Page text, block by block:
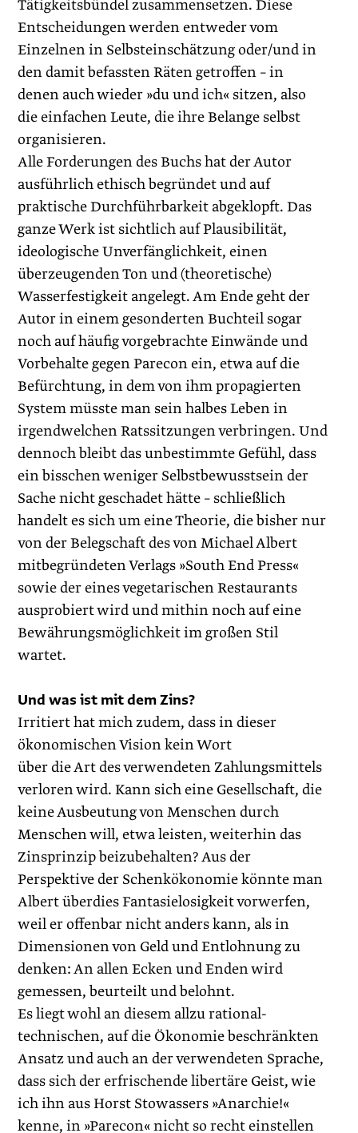
Tätigkeitsbündel zusammensetzen. Diese
Entscheidungen werden entweder vom
Einzelnen in Selbsteinschätzung oder/und in
den damit befassten Räten getroffen – in
denen auch wieder »du und ich« sitzen, also
die einfachen Leute, die ihre Belange selbst
organisieren.
Alle Forderungen des Buchs hat der Autor
ausführlich ethisch begründet und auf
praktische Durchführbarkeit abgeklopft. Das
ganze Werk ist sichtlich auf Plausibilität,
ideologische Unverfänglichkeit, einen
überzeugenden Ton und (theoretische)
Wasserfestigkeit angelegt. Am Ende geht der
Autor in einem gesonderten Buchteil sogar
noch auf häufig vorgebrachte Einwände und
Vorbehalte gegen Parecon ein, etwa auf die
Befürchtung, in dem von ihm propagierten
System müsste man sein halbes Leben in
irgendwelchen Ratssitzungen verbringen. Und
dennoch bleibt das unbestimmte Gefühl, dass
ein bisschen weniger Selbstbewusstsein der
Sache nicht geschadet hätte – schließlich
handelt es sich um eine Theorie, die bisher nur
von der Belegschaft des von Michael Albert
mitbegründeten Verlags »South End Press«
sowie der eines vegetarischen Restaurants
ausprobiert wird und mithin noch auf eine
Bewährungsmöglichkeit im großen Stil
wartet.
Und was ist mit dem Zins?
Irritiert hat mich zudem, dass in dieser
ökonomischen Vision kein Wort
über die Art des verwendeten Zahlungsmittels
verloren wird. Kann sich eine Gesellschaft, die
keine Ausbeutung von Menschen durch
Menschen will, etwa leisten, weiterhin das
Zinsprinzip beizubehalten? Aus der
Perspektive der Schenkökonomie könnte man
Albert überdies Fantasielosigkeit vorwerfen,
weil er offenbar nicht anders kann, als in
Dimensionen von Geld und Entlohnung zu
denken: An allen Ecken und Enden wird
gemessen, beurteilt und belohnt.
Es liegt wohl an diesem allzu rational-
technischen, auf die Ökonomie beschränkten
Ansatz und auch an der verwendeten Sprache,
dass sich der erfrischende libertäre Geist, wie
ich ihn aus Horst Stowassers »Anarchie!«
kenne, in »Parecon« nicht so recht einstellen